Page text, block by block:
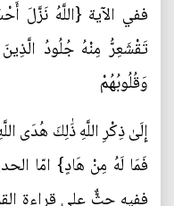
ففي الآية {اللَّهُ نَزَّلَ
تَقْشَعِرُّ مِنْهُ جُلُودُ
وَقُلُوبُهُمْ
إِلَىٰ ذِكْرِ اللَّهِ ذَٰلِكَ هُدَى
فَمَا لَهُ مِنْ هَادٍ} امّا